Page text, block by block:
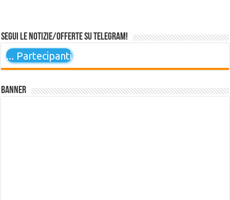
Segui le notizie/offerte su Telegram!
... Partecipanti
Banner